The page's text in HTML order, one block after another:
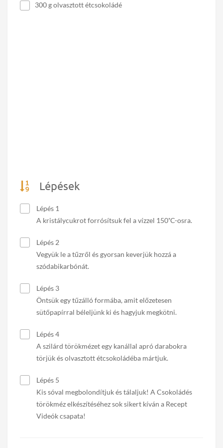
300 g olvasztott étcsokoládé
Lépések
Lépés 1
A kristálycukrot forrósítsuk fel a vízzel 150˚C-osra.
Lépés 2
Vegyük le a tűzről és gyorsan keverjük hozzá a
szódabikarbónát.
Lépés 3
Öntsük egy tűzálló formába, amit előzetesen
sütőpapírral béleljünk ki és hagyjuk megkötni.
Lépés 4
A szilárd törökmézet egy kanállal apró darabokra
törjük és olvasztott étcsokoládéba mártjuk.
Lépés 5
Kis sóval megbolondítjuk és tálaljuk! A Csokoládés
törökméz elkészítéséhez sok sikert kíván a Recept
Videók csapata!